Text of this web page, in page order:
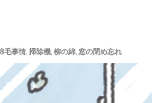
毛事情, 掃除機, 柳の綿, 窓の閉め忘れ